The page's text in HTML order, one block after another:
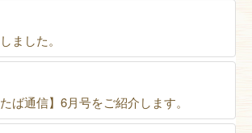
ました。
ば通信】6月号をご紹介します。